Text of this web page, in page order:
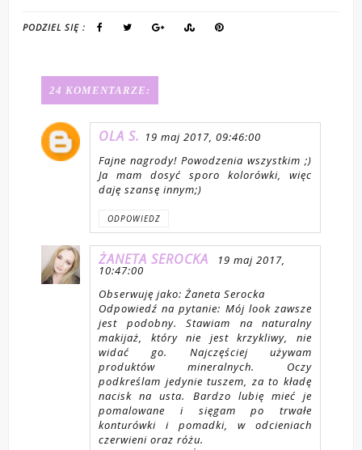
PODZIEL SIĘ :
24 KOMENTARZE:
OLA S. 19 maj 2017, 09:46:00
Fajne nagrody! Powodzenia wszystkim ;)
Ja mam dosyć sporo kolorówki, więc
daję szansę innym;)
ODPOWIEDZ
ŻANETA SEROCKA 19 maj 2017,
10:47:00
Obserwuję jako: Żaneta Serocka
Odpowiedź na pytanie: Mój look zawsze
jest podobny. Stawiam na naturalny
makijaż, który nie jest krzykliwy, nie
widać go. Najczęściej używam
produktów mineralnych. Oczy
podkreślam jedynie tuszem, za to kładę
nacisk na usta. Bardzo lubię mieć je
pomalowane i sięgam po trwałe
konturówki i pomadki, w odcieniach
czerwieni oraz różu.